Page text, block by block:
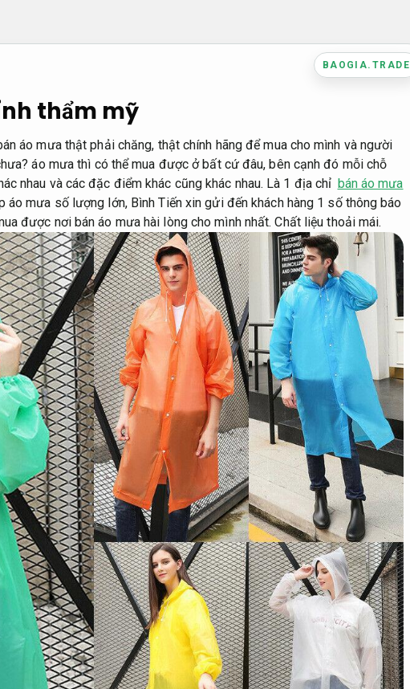
BAOGIA.TRADE
thẩm mỹ
áo mưa thật phải chăng, thật chính hãng để mua cho mình và người
áo mưa thì có thể mua được ở bất cứ đâu, bên cạnh đó mỗi chỗ
nhau và các đặc điểm khác cũng khác nhau. Là 1 địa chỉ bán áo mưa
áo mưa số lượng lớn, Bình Tiến xin gửi đến khách hàng 1 số thông báo
được nơi bán áo mưa hài lòng cho mình nhất.Chất liệu thoải mái.